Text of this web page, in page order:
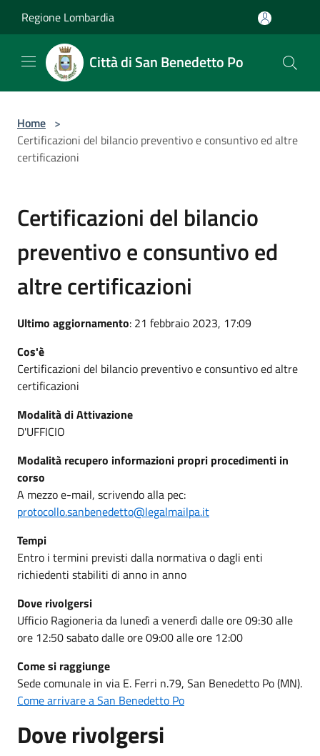
Regione Lombardia
Città di San Benedetto Po
Home >
Certificazioni del bilancio preventivo e consuntivo ed altre
certificazioni
Certificazioni del bilancio
preventivo e consuntivo ed
altre certificazioni
Ultimo aggiornamento: 21 febbraio 2023, 17:09
Cos'è
Certificazioni del bilancio preventivo e consuntivo ed altre
certificazioni
Modalità di Attivazione
D'UFFICIO
Modalità recupero informazioni propri procedimenti in
corso
A mezzo e-mail, scrivendo alla pec:
protocollo.sanbenedetto@legalmailpa.it
Tempi
Entro i termini previsti dalla normativa o dagli enti
richiedenti stabiliti di anno in anno
Dove rivolgersi
Ufficio Ragioneria da lunedì a venerdì dalle ore 09:30 alle
ore 12:50 sabato dalle ore 09:00 alle ore 12:00
Come si raggiunge
Sede comunale in via E. Ferri n.79, San Benedetto Po (MN).
Come arrivare a San Benedetto Po
Dove rivolgersi